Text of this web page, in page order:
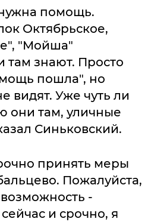
помощь.
Октябрьское,
"Мойша"
там знают. Просто
пошла", но
видят. Уже чуть ли
они там, уличные
Синьковский.
принять меры
Пожалуйста,
возможность -
и срочно, я